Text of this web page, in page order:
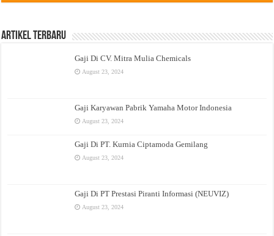
Artikel Terbaru
Gaji Di CV. Mitra Mulia Chemicals
August 23, 2024
Gaji Karyawan Pabrik Yamaha Motor Indonesia
August 23, 2024
Gaji Di PT. Kurnia Ciptamoda Gemilang
August 23, 2024
Gaji Di PT Prestasi Piranti Informasi (NEUVIZ)
August 23, 2024